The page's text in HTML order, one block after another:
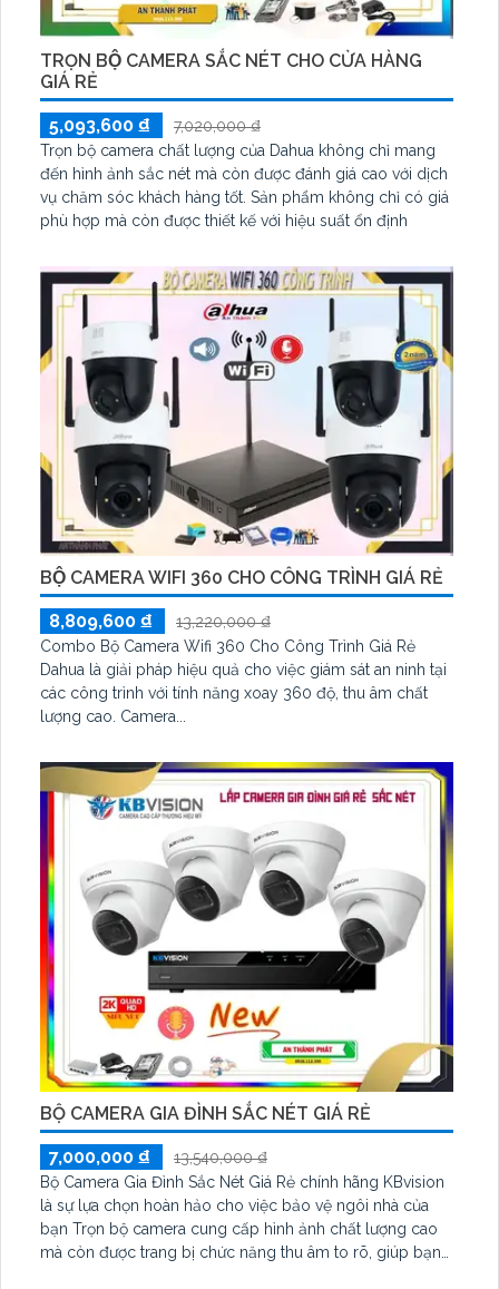
TRỌN BỘ CAMERA SẮC NÉT CHO CỬA HÀNG
GIÁ RẺ
5,093,600 ₫
7,020,000 ₫
Trọn bộ camera chất lượng của Dahua không chỉ mang
đến hình ảnh sắc nét mà còn được đánh giá cao với dịch
vụ chăm sóc khách hàng tốt. Sản phẩm không chỉ có giá
phù hợp mà còn được thiết kế với hiệu suất ổn định
BỘ CAMERA WIFI 360 CHO CÔNG TRÌNH GIÁ RẺ
8,809,600 ₫
13,220,000 ₫
Combo Bộ Camera Wifi 360 Cho Công Trình Giá Rẻ
Dahua là giải pháp hiệu quả cho việc giám sát an ninh tại
các công trình với tính năng xoay 360 độ, thu âm chất
lượng cao. Camera...
BỘ CAMERA GIA ĐÌNH SẮC NÉT GIÁ RẺ
7,000,000 ₫
13,540,000 ₫
Bộ Camera Gia Đình Sắc Nét Giá Rẻ chính hãng KBvision
là sự lựa chọn hoàn hảo cho việc bảo vệ ngôi nhà của
bạn Trọn bộ camera cung cấp hình ảnh chất lượng cao
mà còn được trang bị chức năng thu âm to rõ, giúp bạn